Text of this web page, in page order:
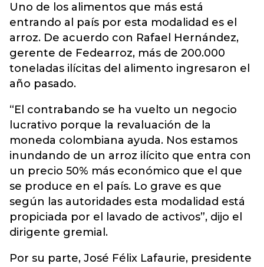
Uno de los alimentos que más está
entrando al país por esta modalidad es el
arroz. De acuerdo con Rafael Hernández,
gerente de Fedearroz, más de 200.000
toneladas ilícitas del alimento ingresaron el
año pasado.
“El contrabando se ha vuelto un negocio
lucrativo porque la revaluación de la
moneda colombiana ayuda. Nos estamos
inundando de un arroz ilícito que entra con
un precio 50% más económico que el que
se produce en el país. Lo grave es que
según las autoridades esta modalidad está
propiciada por el lavado de activos”, dijo el
dirigente gremial.
Por su parte, José Félix Lafaurie, presidente